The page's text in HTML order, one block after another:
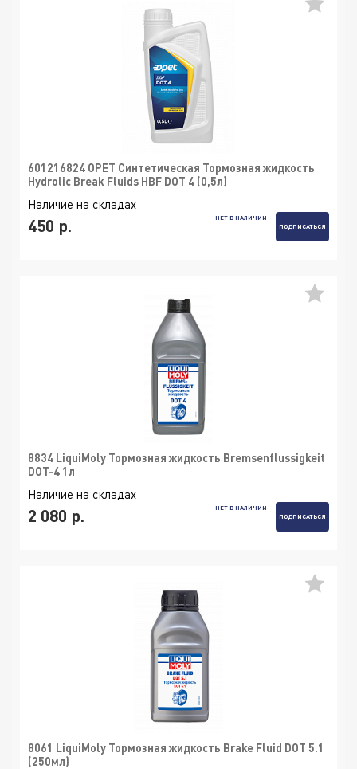
601216824 OPET Синтетическая Тормозная жидкость
Hydrolic Break Fluids HBF DOT 4 (0,5л)
Наличие на складах
450 р.
НЕТ В НАЛИЧИИ
ПОДПИСАТЬСЯ
8834 LiquiMoly Тормозная жидкость Bremsenflussigkeit
DOT-4 1л
Наличие на складах
2 080 р.
НЕТ В НАЛИЧИИ
ПОДПИСАТЬСЯ
8061 LiquiMoly Тормозная жидкость Brake Fluid DOT 5.1
(250мл)